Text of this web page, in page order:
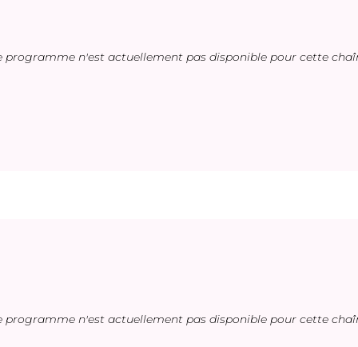
programme n'est actuellement pas disponible pour cette
programme n'est actuellement pas disponible pour cette